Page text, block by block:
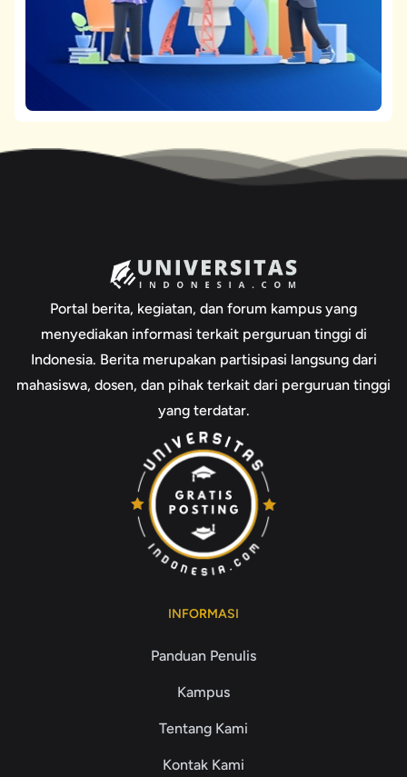
Portal berita, kegiatan, dan forum kampus yang
menyediakan informasi terkait perguruan tinggi di
Indonesia. Berita merupakan partisipasi langsung dari
mahasiswa, dosen, dan pihak terkait dari perguruan tinggi
yang terdatar.
INFORMASI
Panduan Penulis
Kampus
Tentang Kami
Kontak Kami